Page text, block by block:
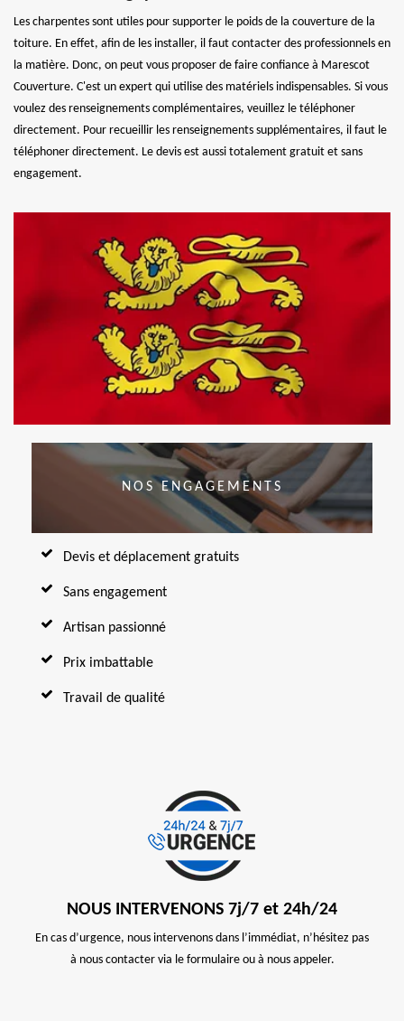
Les charpentes sont utiles pour supporter le poids de la couverture de la
toiture. En effet, afin de les installer, il faut contacter des professionnels en
la matière. Donc, on peut vous proposer de faire confiance à Marescot
Couverture. C'est un expert qui utilise des matériels indispensables. Si vous
voulez des renseignements complémentaires, veuillez le téléphoner
directement. Pour recueillir les renseignements supplémentaires, il faut le
téléphoner directement. Le devis est aussi totalement gratuit et sans
engagement.
NOS ENGAGEMENTS
Devis et déplacement gratuits
Sans engagement
Artisan passionné
Prix imbattable
Travail de qualité
NOUS INTERVENONS 7j/7 et 24h/24
En cas d’urgence, nous intervenons dans l’immédiat, n’hésitez pas
à nous contacter via le formulaire ou à nous appeler.